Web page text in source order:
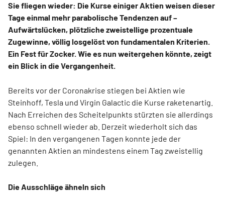
Sie fliegen wieder: Die Kurse einiger Aktien weisen dieser
Tage einmal mehr parabolische Tendenzen auf –
Aufwärtslücken, plötzliche zweistellige prozentuale
Zugewinne, völlig losgelöst von fundamentalen Kriterien.
Ein Fest für Zocker. Wie es nun weitergehen könnte, zeigt
ein Blick in die Vergangenheit.
Bereits vor der Coronakrise stiegen bei Aktien wie
Steinhoff, Tesla und Virgin Galactic die Kurse raketenartig.
Nach Erreichen des Scheitelpunkts stürzten sie allerdings
ebenso schnell wieder ab. Derzeit wiederholt sich das
Spiel: In den vergangenen Tagen konnte jede der
genannten Aktien an mindestens einem Tag zweistellig
zulegen.
Die Ausschläge ähneln sich